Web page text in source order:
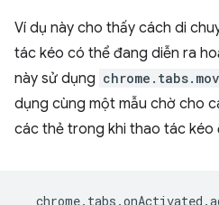
Ví dụ này cho thấy cách di
tác kéo có thể đang diễn ra
này sử dụng
dụng cùng một mẫu chờ cho
các thẻ trong khi thao tác kéo
chrome. tabs .onActivated .